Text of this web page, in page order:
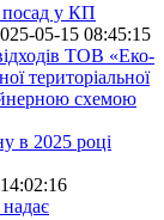
посад у КП
05-15 08:45:15
ТОВ «Еко-
територіальної
схемою
в 2025 році